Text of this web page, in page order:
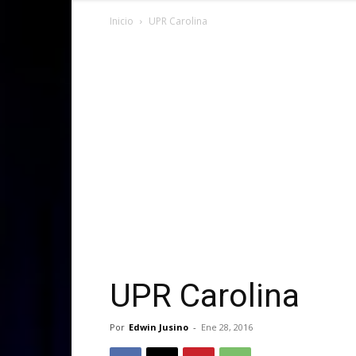
Inicio UPR Carolina
UPR Carolina
Por Edwin Jusino - Ene 28, 2016